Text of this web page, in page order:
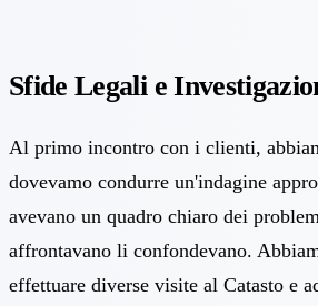
Sfide Legali e
Al primo incontro con i clienti,
dovevamo condurre un'indagine
avevano un quadro chiaro dei
affrontavano li confondevano.
effettuare diverse visite al Catasto e